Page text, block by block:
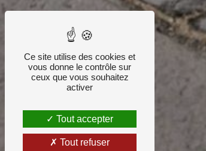
Ce site utilise des cookies et
vous donne le contrôle sur
ceux que vous souhaitez
activer
Tout accepter
Tout refuser